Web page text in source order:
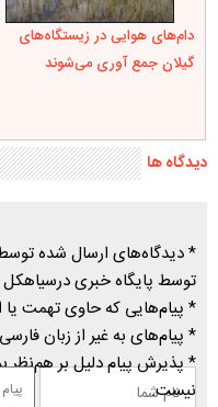
دام‌های هوایی در زیستگاه‌های
گیلان جمع آوری می‌شوند
دیدگاه ها
توسط پایگاه خبری
* پیام‌هایی که حاوی تهمت یا
* پیام‌های به غیر از زبان
* پذیرش پیام دلیل بر هم‌نظر
نیست.